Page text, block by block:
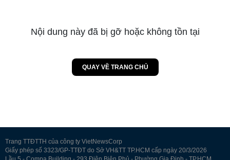
Nội dung này đã bị gỡ hoặc không tồn tại
QUAY VỀ TRANG CHỦ
Trang TTĐTTH của công ty VietNewsCorp
Giấy phép số 3323/GP-TTĐT do Sở VH&TT TP.HCM cấp ngày 20/3/2026